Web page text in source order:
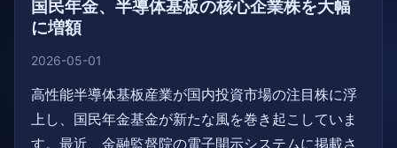
国民年金、半導体基板の核心企業株を大幅
に増額
2026-05-01
高性能半導体基板産業が国内投資市場の注目株に浮
上し、国民年金基金が新たな風を巻き起こしていま
す。最近、金融監督院の電子開示システムに掲載さ